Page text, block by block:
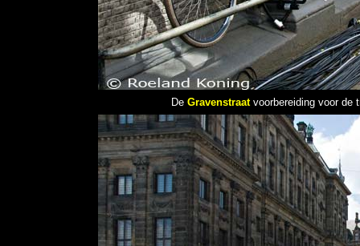
De Gravenstraatvoorbereiding voor de